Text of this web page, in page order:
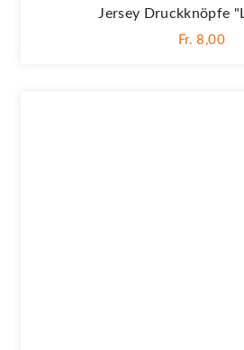
Jersey Druckknöpfe
Fr. 8,00